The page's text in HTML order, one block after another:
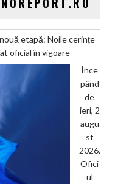
etapă: Noile cerințe
oficial în vigoare
Înce
pând
de
ieri, 2
augu
st
2026,
Ofici
ul